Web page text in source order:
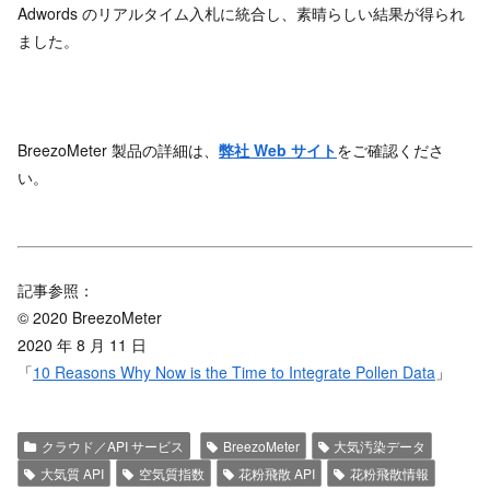
Adwords のリアルタイム入札に統合し、素晴らしい結果が得られ
ました。
BreezoMeter 製品の詳細は、 弊社 Web サイトをご確認くださ
い。
記事参照：
© 2020 BreezoMeter
2020 年 8 月 11 日
「10 Reasons Why Now is the Time to Integrate Pollen Data 」
クラウド／API サービス BreezoMeter
大気汚染データ
大気質 API
空気質指数 花粉飛散 API 花粉飛散情報